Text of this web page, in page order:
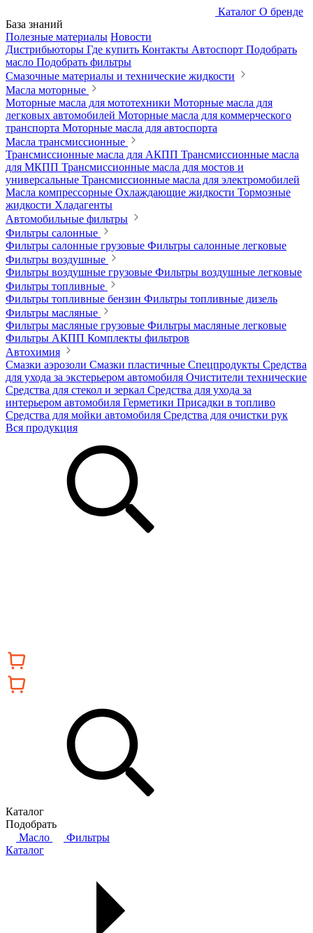
Каталог О бренде
База знаний
Полезные материалы Новости
Дистрибьюторы Где купить Контакты Автоспорт Подобрать
масло Подобрать фильтры
Смазочные материалы и технические жидкости
Масла моторные
Моторные масла для мототехники Моторные масла для
легковых автомобилей Моторные масла для коммерческого
транспорта Моторные масла для автоспорта
Масла трансмиссионные
Трансмиссионные масла для АКПП Трансмиссионные масла
для МКПП Трансмиссионные масла для мостов и
универсальные Трансмиссионные масла для электромобилей
Масла компрессорные Охлаждающие жидкости Тормозные
жидкости Хладагенты
Автомобильные фильтры
Фильтры салонные
Фильтры салонные грузовые Фильтры салонные легковые
Фильтры воздушные
Фильтры воздушные грузовые Фильтры воздушные легковые
Фильтры топливные
Фильтры топливные бензин Фильтры топливные дизель
Фильтры масляные
Фильтры масляные грузовые Фильтры масляные легковые
Фильтры АКПП Комплекты фильтров
Автохимия
Смазки аэрозоли Смазки пластичные Спецпродукты Средства
для ухода за экстерьером автомобиля Очистители технические
Средства для стекол и зеркал Средства для ухода за
интерьером автомобиля Герметики Присадки в топливо
Средства для мойки автомобиля Средства для очистки рук
Вся продукция
Каталог
Подобрать
Масло
Фильтры
Каталог